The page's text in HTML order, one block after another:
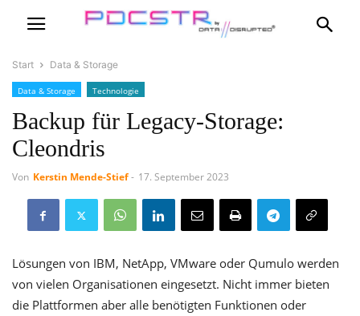
Start Data & Storage
Data & Storage Technologie
Backup für Legacy-Storage:
Cleondris
Von Kerstin Mende-Stief- 17. September 2023
Lösungen von IBM, NetApp, VMware oder Qumulo werden
von vielen Organisationen eingesetzt. Nicht immer bieten
die Plattformen aber alle benötigten Funktionen oder